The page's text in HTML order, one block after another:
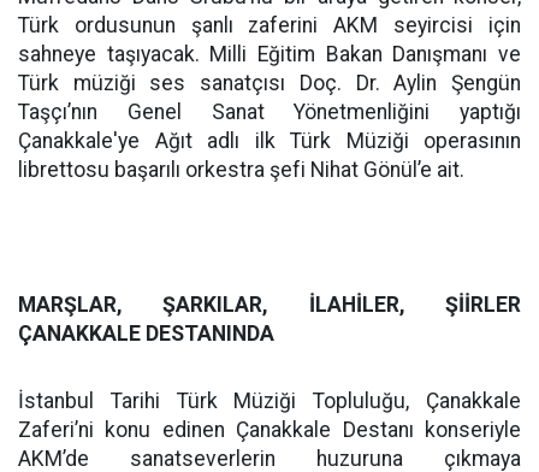
Türk ordusunun şanlı zaferini AKM seyircisi için
sahneye taşıyacak. Milli Eğitim Bakan Danışmanı ve
Türk müziği ses sanatçısı Doç. Dr. Aylin Şengün
Taşçı’nın Genel Sanat Yönetmenliğini yaptığı
Çanakkale'ye Ağıt adlı ilk Türk Müziği operasının
librettosu başarılı orkestra şefi Nihat Gönül’e ait.
MARŞLAR, ŞARKILAR, İLAHİLER, ŞİİRLER
ÇANAKKALE DESTANINDA
İstanbul Tarihi Türk Müziği Topluluğu, Çanakkale
Zaferi’ni konu edinen Çanakkale Destanı konseriyle
AKM’de sanatseverlerin huzuruna çıkmaya